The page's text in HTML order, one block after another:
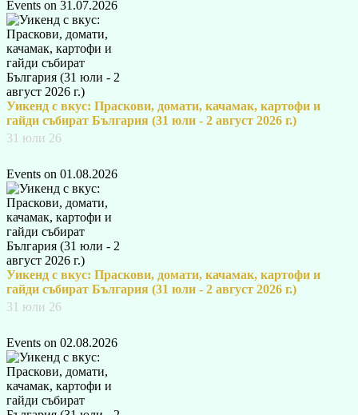
Events on 31.07.2026
Уикенд с вкус: Праскови, домати, качамак, картофи и
гайди събират България (31 юли - 2 август 2026 г.)
31 юли 26
Events on 01.08.2026
Уикенд с вкус: Праскови, домати, качамак, картофи и
гайди събират България (31 юли - 2 август 2026 г.)
31 юли 26
Events on 02.08.2026